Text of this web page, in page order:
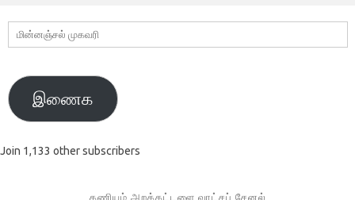
மின்னஞ்சல்
முகவரி
இணைக
Join 1,133 other subscribers
கணியம் அறக்கட்டளை வாட்சப் சேனல்